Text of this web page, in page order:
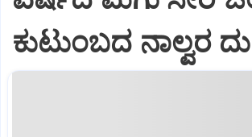
ಕುಟುಂಬದ ನಾಲ್ವರ